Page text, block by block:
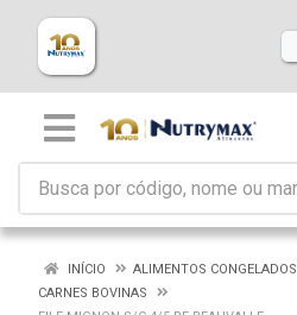
INÍCIO
ALIMENTOS CONGELADOS
CARNES BOVINAS